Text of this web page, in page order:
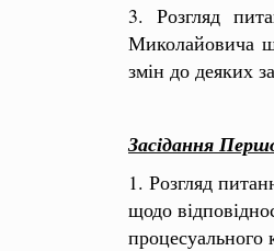
3. Розгляд
Миколайовича
змін до деяких
Засідання
1. Розгляд
щодо
процесуального